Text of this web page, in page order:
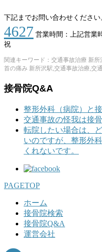
下記までお問い合わせください
4627 営業時間：上記営業
祝
関連キーワード：交通事故治療 新
首の痛み 新所沢駅,交通事故治療,交
接骨院Q&A
整形外科（病院）と
交通事故の怪我は接
転院したい場合は、
いのですが、整形外
くれないです。
PAGETOP
ホーム
接骨院検索
接骨院Q&A
運営会社